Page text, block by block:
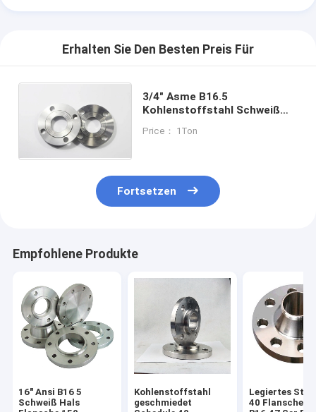
Erhalten Sie Den Besten Preis Für
3/4" Asme B16.5
Kohlenstoffstahl Schweiß
Anpassung
Price： 1Ton
Fortsetzen
Empfohlene Produkte
16" Ansi B16 5
Schweiß Hals
Kohlenstoffstahl
geschmiedet
Legiertes
40 Flansche